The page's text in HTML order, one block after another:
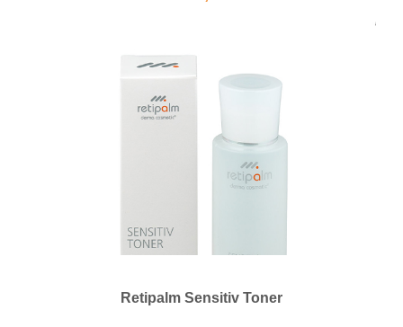
Retipalm Sensitiv Toner